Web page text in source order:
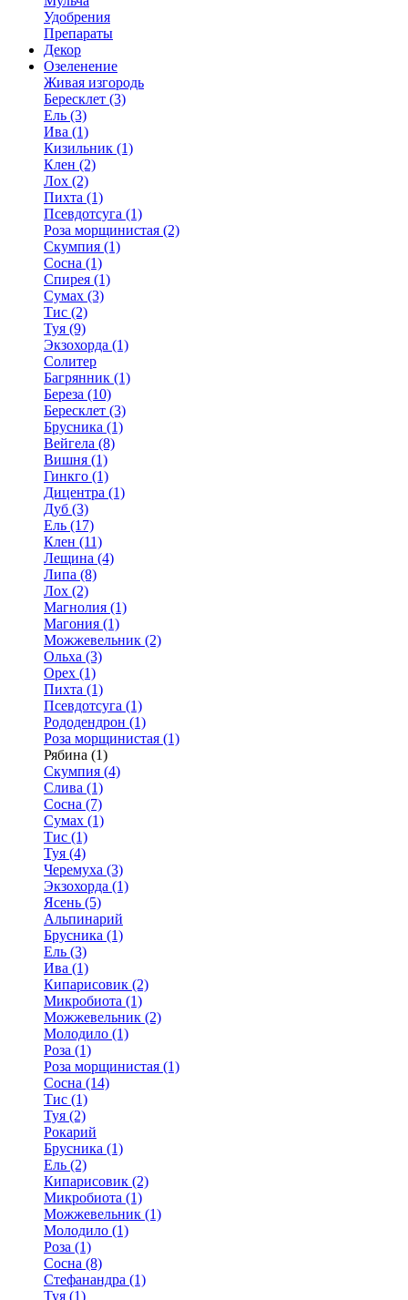
Удобрения
Препараты
Декор
Озеленение
Живая изгородь
Бересклет (3)
Ель (3)
Ива (1)
Кизильник (1)
Клен (2)
Лох (2)
Пихта (1)
Псевдотсуга (1)
Роза морщинистая (2)
Скумпия (1)
Сосна (1)
Спирея (1)
Сумах (3)
Тис (2)
Туя (9)
Экзохорда (1)
Солитер
Багрянник (1)
Береза (10)
Бересклет (3)
Брусника (1)
Вейгела (8)
Вишня (1)
Гинкго (1)
Дицентра (1)
Дуб (3)
Ель (17)
Клен (11)
Лещина (4)
Липа (8)
Лох (2)
Магнолия (1)
Магония (1)
Можжевельник (2)
Ольха (3)
Орех (1)
Пихта (1)
Псевдотсуга (1)
Рододендрон (1)
Роза морщинистая (1)
Рябина (1)
Скумпия (4)
Слива (1)
Сосна (7)
Сумах (1)
Тис (1)
Туя (4)
Черемуха (3)
Экзохорда (1)
Ясень (5)
Альпинарий
Брусника (1)
Ель (3)
Ива (1)
Кипарисовик (2)
Микробиота (1)
Можжевельник (2)
Молодило (1)
Роза (1)
Роза морщинистая (1)
Сосна (14)
Тис (1)
Туя (2)
Рокарий
Брусника (1)
Ель (2)
Кипарисовик (2)
Микробиота (1)
Можжевельник (1)
Молодило (1)
Роза (1)
Сосна (8)
Стефанандра (1)
Туя (1)